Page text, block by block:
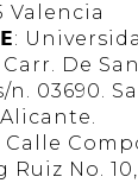
Valencia
De
n. 03690.
Ruiz No.